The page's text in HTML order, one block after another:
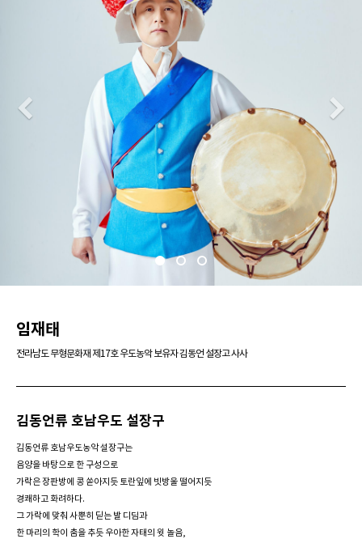
Previous
임재태
전라남도 무형문화재 제17호 우도농악 보유자 김동언 설장고 사사
김동언류 호남우도 설장구
김동언류 호남우도농악 설장구는
음양을 바탕으로 한 구성으로
가락은장판방에 콩 쏟아지듯 토란잎에 빗방울 떨어지듯
경쾌하고 화려하다.
그 가락에 맞춰 사뿐히 딛는 발 디딤과
한 마리의 학이 춤을 추듯 우아한 자태의 윗 놀음,